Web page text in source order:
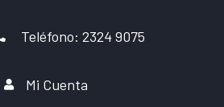
Teléfono: 2324 9075
Mi Cuenta